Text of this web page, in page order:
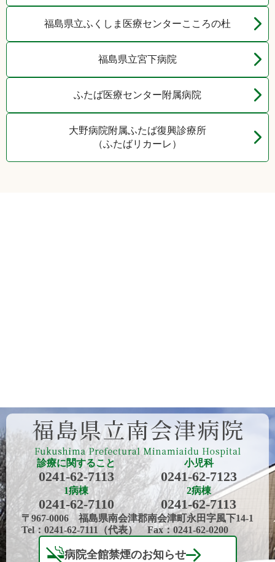
福島県立ふくしま医療センターこころの杜​
福島県立宮下病院
ふたば医療センター附属病院
大野病院附属ふたば復興診療所
（ふたばリカーレ）
診療に関すること
0241-62-7113
小児科
0241-62-7123
1病棟
0241-62-7110
2病棟
0241-62-7113
〒967-0006 福島県南会津郡南会津町永田字風下14-1
Tel：0241-62-7111（代表） Fax：0241-62-0200
病院全館禁煙のお知らせ